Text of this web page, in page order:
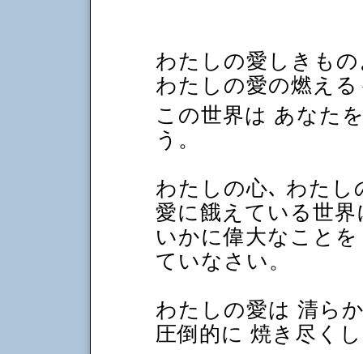
わたしの愛しきもの
わたしの愛の燃える
この世界は あなた
う。
わたしの心､ わたし
愛に餓えている世界
いかに偉大なこと
ていなさい。
わたしの愛は 清ら
圧倒的に 焼き尽く